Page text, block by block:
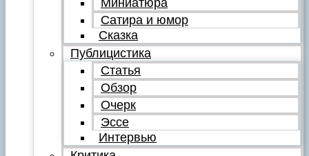
Миниатюра
Сатира и юмор
Сказка
Публицистика
Статья
Обзор
Очерк
Эссе
Интервью